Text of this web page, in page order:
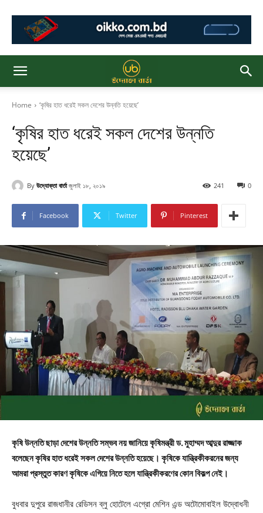
Home ‘কৃষির হাত ধরেই সকল দেশের উন্নতি হয়েছে’
‘কৃষির হাত ধরেই সকল দেশের উন্নতি
হয়েছে’
By উদ্যোক্তা বার্তা জুলাই ১৮, ২০১৯ 0
241
Facebook Twitter Pinterest
কৃষি উন্নতি ছাড়া দেশের উন্নতি সম্ভব নয় জানিয়ে কৃষিমন্ত্রী ড. মুহাম্মদ আব্দুর রাজ্জাক
বলেছেন কৃষির হাত ধরেই সকল দেশের উন্নতি হয়েছে। কৃষিকে যান্ত্রিকীকরনের জন্য
আমরা প্রস্তুত কারণ কৃষিকে এগিয়ে নিতে হলে যান্ত্রিকীকরণের কোন বিকল্প নেই।
বুধবার দুপুরে রাজধানীর রেডিসন ব্লু হোটেলে এগ্রো মেশিন এন্ড অটোমোবাইল উদ্বোধনী